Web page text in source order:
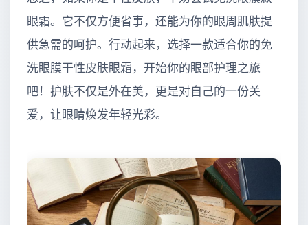
眼霜。它不仅方便省事，还能为你的眼周肌肤提
供急需的呵护。行动起来，选择一款适合你的免
洗眼膜干性皮肤眼霜，开始你的眼部护理之旅
吧！护肤不仅是外在美，更是对自己的一份关
爱，让眼睛焕发年轻光彩。